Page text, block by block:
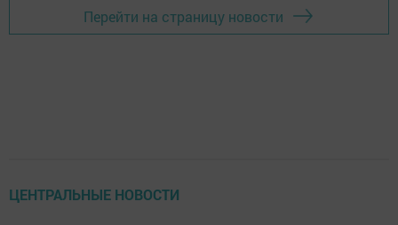
Перейти на страницу новости
ЦЕНТРАЛЬНЫЕ НОВОСТИ